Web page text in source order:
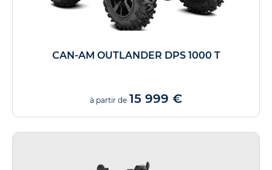
CAN-AM OUTLANDER DPS 1000 T
à partir de 15 999 €